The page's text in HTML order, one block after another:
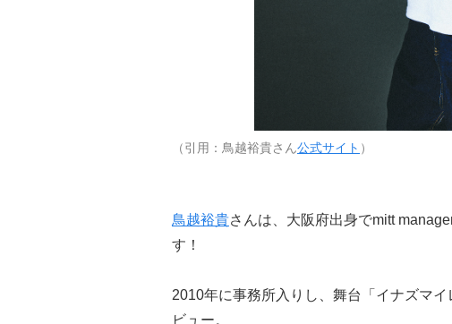
（引用：鳥越裕貴さん公式サイト ）
鳥越裕貴さんは、大阪府出身でmitt
す！
2010年に事務所入りし、舞台「イナズマ
ビュー。